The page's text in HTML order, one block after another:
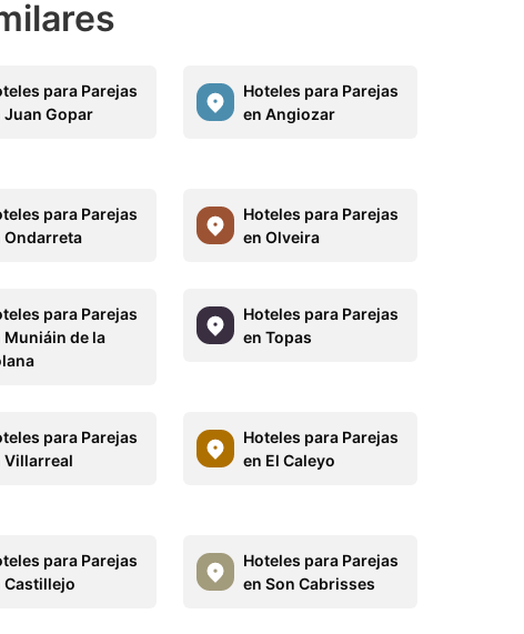
para Parejas
Juan Gopar
Hoteles para Parejas
en Angiozar
para Parejas
Ondarreta
Hoteles para Parejas
en Olveira
para Parejas
Muniáin de la
Hoteles para Parejas
en Topas
para Parejas
Villarreal
Hoteles para Parejas
en El Caleyo
para Parejas
Castillejo
Hoteles para Parejas
en Son Cabrisses